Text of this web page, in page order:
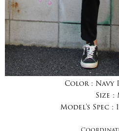
Color : Navy
Size :
Model's Spec :